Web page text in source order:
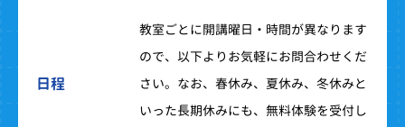
日程
教室ごとに開講曜日・時間が異なります
ので、以下よりお気軽にお問合わせくだ
さい。なお、春休み、夏休み、冬休みと
いった長期休みにも、無料体験を受付し